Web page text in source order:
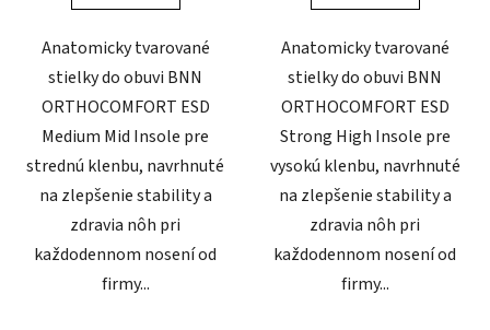
Anatomicky tvarované
stielky do obuvi BNN
ORTHOCOMFORT ESD
Medium Mid Insole pre
strednú klenbu, navrhnuté
na zlepšenie stability a
zdravia nôh pri
každodennom nosení od
firmy...
Anatomicky tvarované
stielky do obuvi BNN
ORTHOCOMFORT ESD
Strong High Insole pre
vysokú klenbu, navrhnuté
na zlepšenie stability a
zdravia nôh pri
každodennom nosení od
firmy...